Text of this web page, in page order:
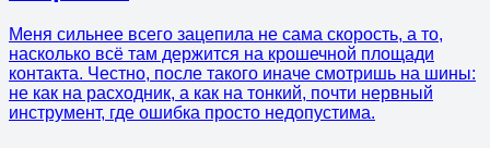
Меня сильнее всего зацепила не сама скорость, а то,
насколько всё там держится на крошечной площади
контакта. Честно, после такого иначе смотришь на шины:
не как на расходник, а как на тонкий, почти нервный
инструмент, где ошибка просто недопустима.